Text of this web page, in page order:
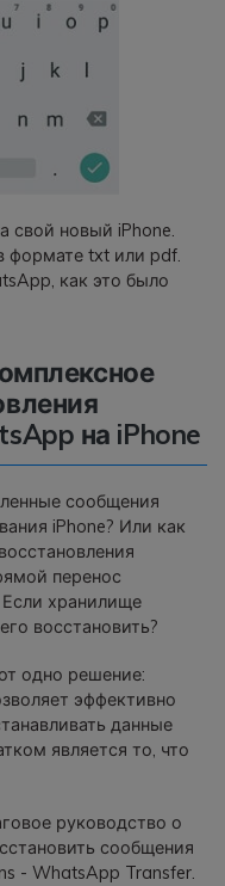
свой новый iPhone.
формате txt или pdf.
как это было
на iPhone
сообщения
iPhone? Или как
перенос
хранилище
восстановить?
одно решение:
эффективно
данные
является то, что
руководство о
сообщения
- WhatsApp Transfer.